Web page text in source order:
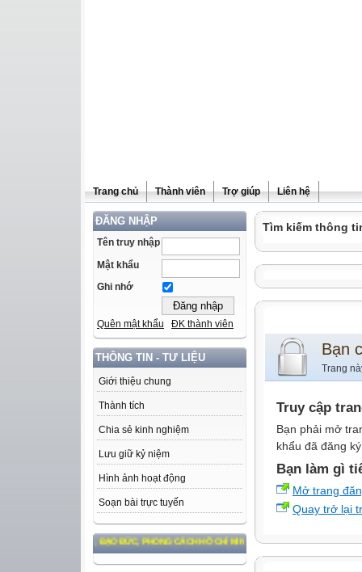
Trang chủ Thành viên Trợ giúp Liên hệ
ĐĂNG NHẬP
Tên truy nhập
Mật khẩu
Ghi nhớ
Quên mật khẩu ĐK thành viên
THÔNG TIN - TƯ LIỆU
Giới thiệu chung
Thành tích
Chia sẻ kinh nghiệm
Lưu giữ kỷ niệm
Hình ảnh hoạt động
Soạn bài trực tuyến
THEO TƯ TƯỞNG, ĐẠO ĐỨC, PHONG CÁCH HỒ CHÍ MINH
Tìm kiếm thông
Bạn
Trang
Truy cập
Bạn phải mở
khẩu đã đăng
Bạn làm gì
Mở trang
Quay trở lại